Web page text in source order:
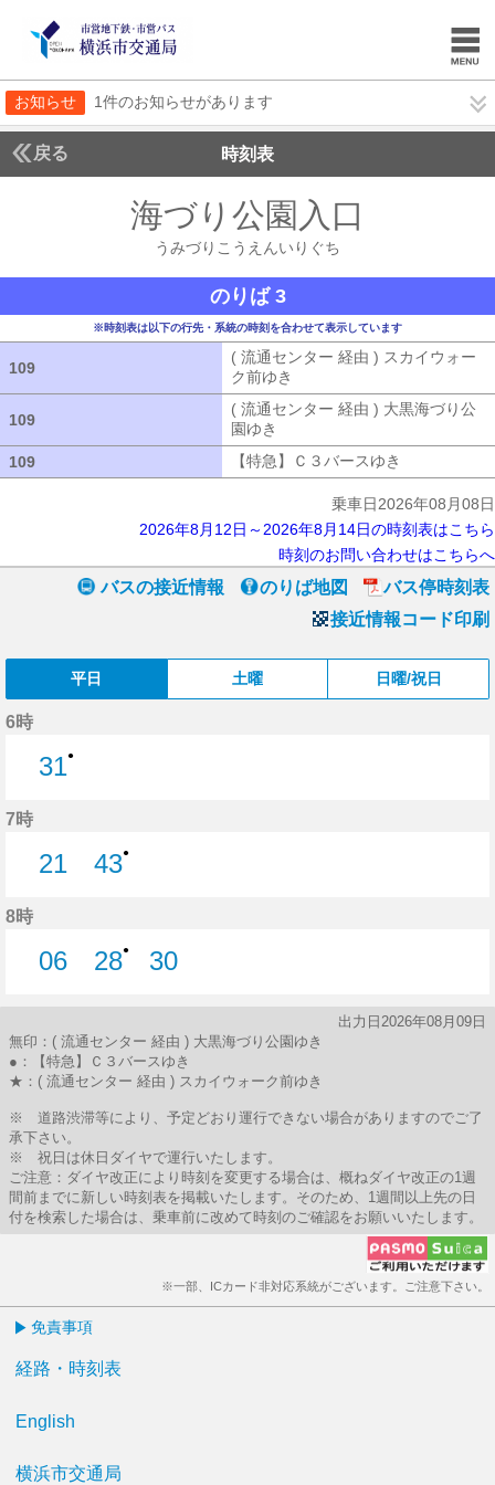
お知らせ 1件のお知らせがあります
戻る 時刻表
海づり公園入口
うみづりこうえんいりぐち
のりば 3
※時刻表は以下の行先・系統の時刻を合わせて表示しています
109
( 流通センター 経由 ) スカイウォー
ク前ゆき
109
( 流通センター 経由 ) 大黒海づり公
園ゆき
109
【特急】Ｃ３バースゆき
乗車日2026年08月08日
2026年8月12日～2026年8月14日の時刻表はこちら
時刻のお問い合わせはこちらへ
バスの接近情報 のりば地図
バス停時刻表
接近情報コード印刷
平日 土曜 日曜/祝日
6時
31●
7時
21
43●
8時
06
28●
30
出力日2026年08月09日
無印：( 流通センター 経由 ) 大黒海づり公園ゆき
●：【特急】Ｃ３バースゆき
★：( 流通センター 経由 ) スカイウォーク前ゆき
※ 道路渋滞等により、予定どおり運行できない場合がありますのでご了
承下さい。
※ 祝日は休日ダイヤで運行いたします。
ご注意：ダイヤ改正により時刻を変更する場合は、概ねダイヤ改正の1週
間前までに新しい時刻表を掲載いたします。そのため、1週間以上先の日
付を検索した場合は、乗車前に改めて時刻のご確認をお願いいたします。
※一部、ICカード非対応系統がございます。ご注意下さい。
免責事項
経路・時刻表
English
横浜市交通局